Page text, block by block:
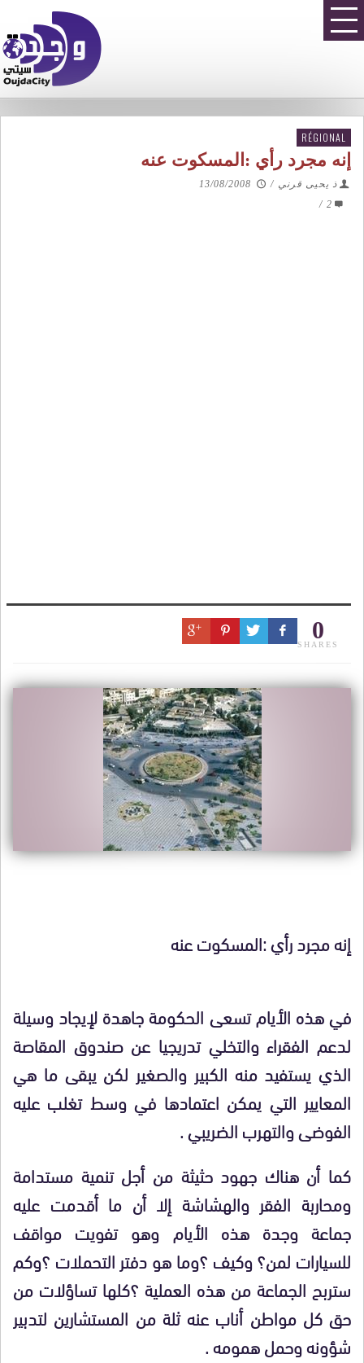
RÉGIONAL
إنه مجرد رأي :المسكوت عنه
ذ يحيى قرني /
13/08/2008
2
/
0
SHARES
إنه مجرد رأي :المسكوت عنه
في هذه الأيام تسعى الحكومة جاهدة لإيجاد وسيلة
لدعم الفقراء والتخلي تدريجيا عن صندوق المقاصة
الذي يستفيد منه الكبير والصغير لكن يبقى ما هي
المعايير التي يمكن اعتمادها في وسط تغلب عليه
الفوضى والتهرب الضريبي .
كما أن هناك جهود حثيثة من أجل تنمية مستدامة
ومحاربة الفقر والهشاشة إلا أن ما أقدمت عليه
جماعة وجدة هذه الأيام وهو تفويت مواقف
للسيارات لمن؟ وكيف ؟وما هو دفتر التحملات ؟وكم
ستربح الجماعة من هذه العملية ؟كلها تساؤلات من
حق كل مواطن أناب عنه ثلة من المستشارين لتدبير
شؤونه وحمل همومه .